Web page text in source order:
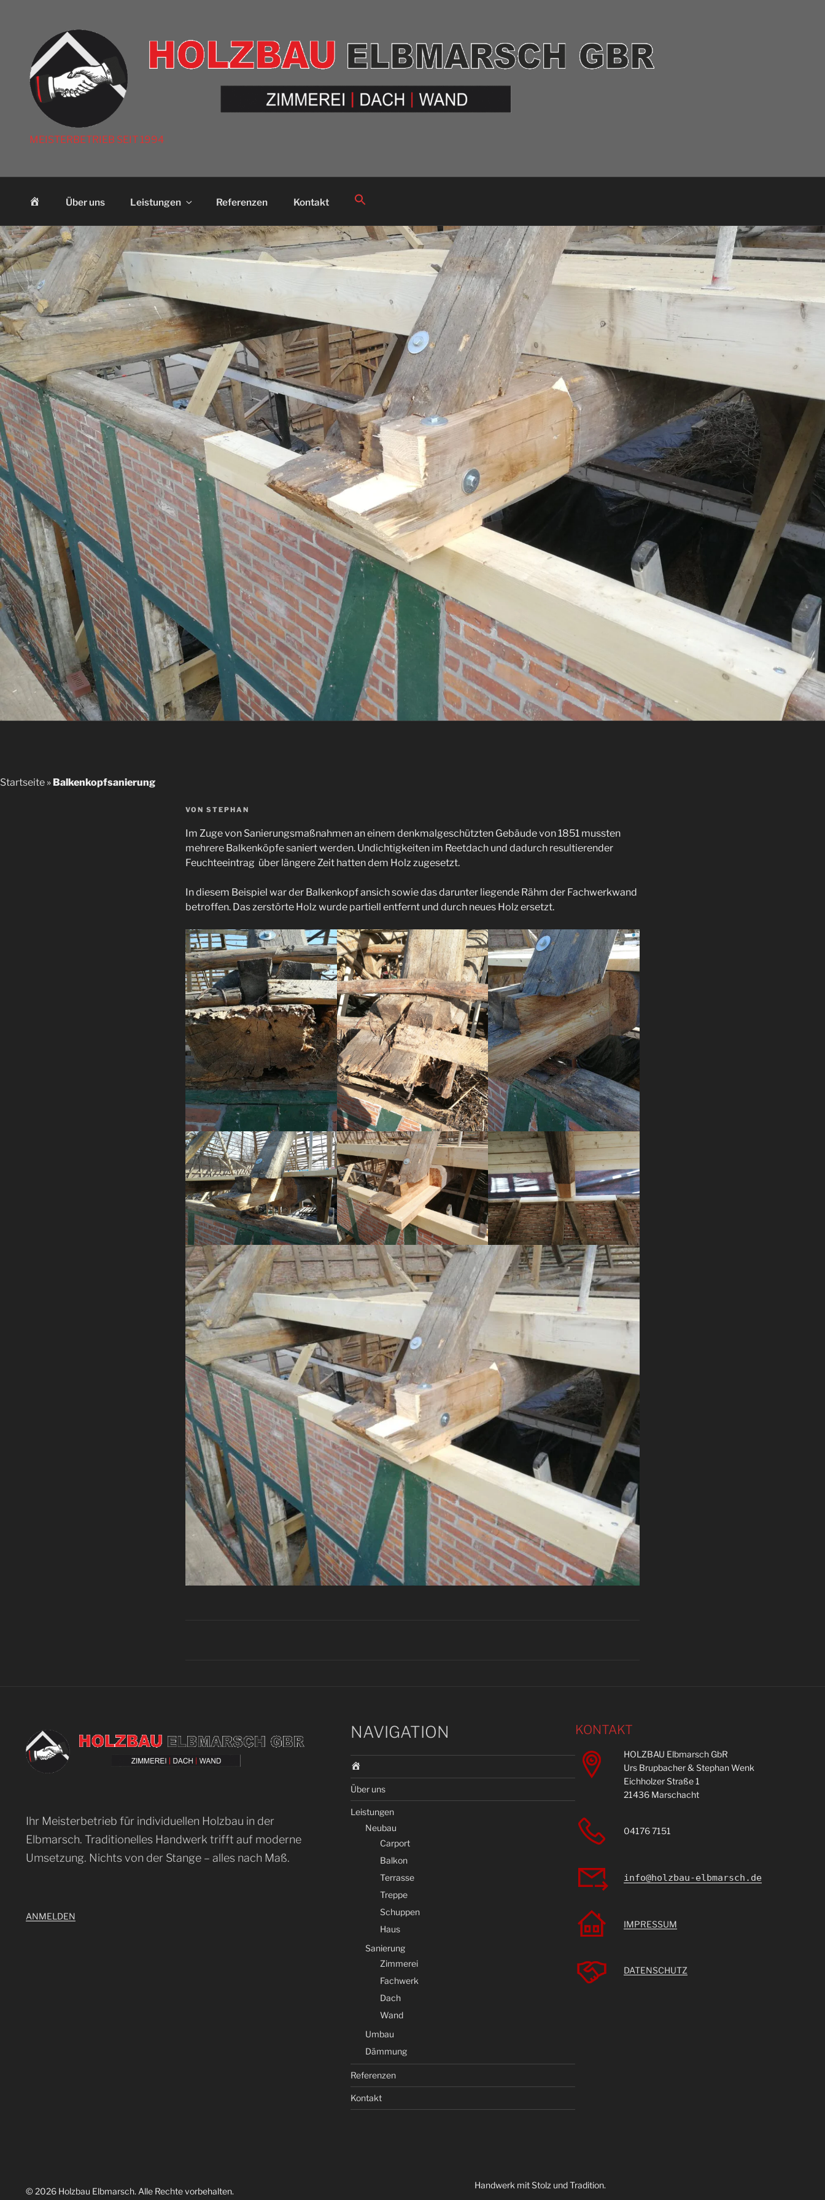
MEISTERBETRIEB SEIT 1994
a
r
t
Über uns Leistungen Referenzen Kontakt
Startseite » Balkenkopfsanierung
VERÖFFENTLICHT
VON STEPHAN
Im Zuge von Sanierungsmaßnahmen an einem denkmalgeschützten Gebäude von 1851 mussten
mehrere Balkenköpfe saniert werden. Undichtigkeiten im Reetdach und dadurch resultierender
Feuchteeintrag über längere Zeit hatten dem Holz zugesetzt.
In diesem Beispiel war der Balkenkopf ansich sowie das darunter liegende Rähm der Fachwerkwand
betroffen. Das zerstörte Holz wurde partiell entfernt und durch neues Holz ersetzt.
Ihr Meisterbetrieb für individuellen Holzbau in der
Elbmarsch. Traditionelles Handwerk trifft auf moderne
Umsetzung. Nichts von der Stange – alles nach Maß.
ANMELDEN
NAVIGATION
t
a
r
Über uns
Leistungen
Neubau
Carport
Balkon
Terrasse
Treppe
Schuppen
Haus
Sanierung
Zimmerei
Fachwerk
Dach
Wand
Umbau
Dämmung
Referenzen
Kontakt
KONTAKT
HOLZBAU Elbmarsch GbR
Urs Brupbacher & Stephan Wenk
Eichholzer Straße 1
21436 Marschacht
04176 7151
info@holzbau-elbmarsch.de
IMPRESSUM
DATENSCHUTZ
Handwerk mit Stolz und Tradition.
© 2026 Holzbau Elbmarsch. Alle Rechte vorbehalten.